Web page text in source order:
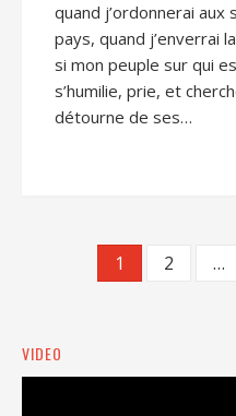
quand j’ordonnerai
pays, quand j’enverrai
si mon peuple sur qui
s’humilie, prie, et
détourne de ses…
1 2 …
VIDEO